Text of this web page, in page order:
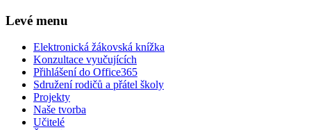
Levé menu
Elektronická žákovská knížka
Konzultace vyučujících
Přihlášení do Office365
Sdružení rodičů a přátel školy
Projekty
Naše tvorba
Učitelé